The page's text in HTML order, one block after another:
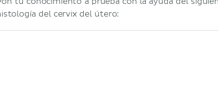
del cervix del útero: